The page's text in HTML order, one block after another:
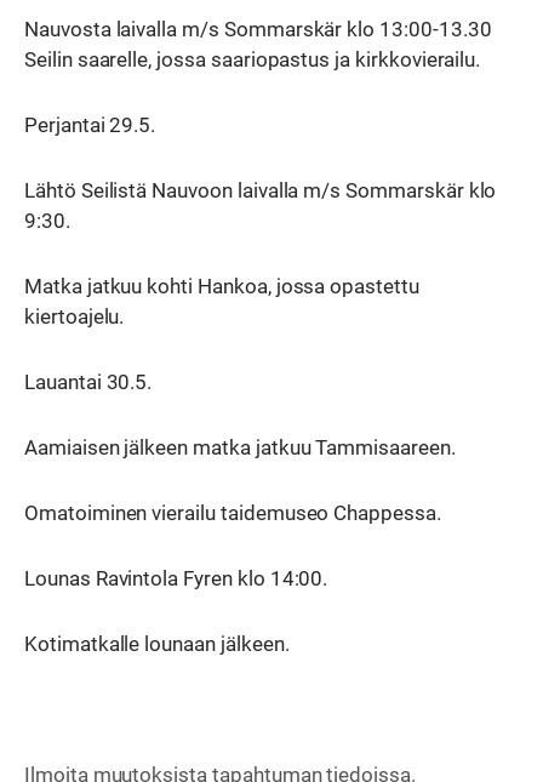
Nauvosta laivalla m/s Sommarskär klo 13:00-13.30
Seilin saarelle, jossa saariopastus ja kirkkovierailu.
Perjantai 29.5.
Lähtö Seilistä Nauvoon laivalla m/s Sommarskär klo
9:30.
Matka jatkuu kohti Hankoa, jossa opastettu
kiertoajelu.
Lauantai 30.5.
Aamiaisen jälkeen matka jatkuu Tammisaareen.
Omatoiminen vierailu taidemuseo Chappessa.
Lounas Ravintola Fyren klo 14:00.
Kotimatkalle lounaan jälkeen.
Ilmoita muutoksista tapahtuman tiedoissa.